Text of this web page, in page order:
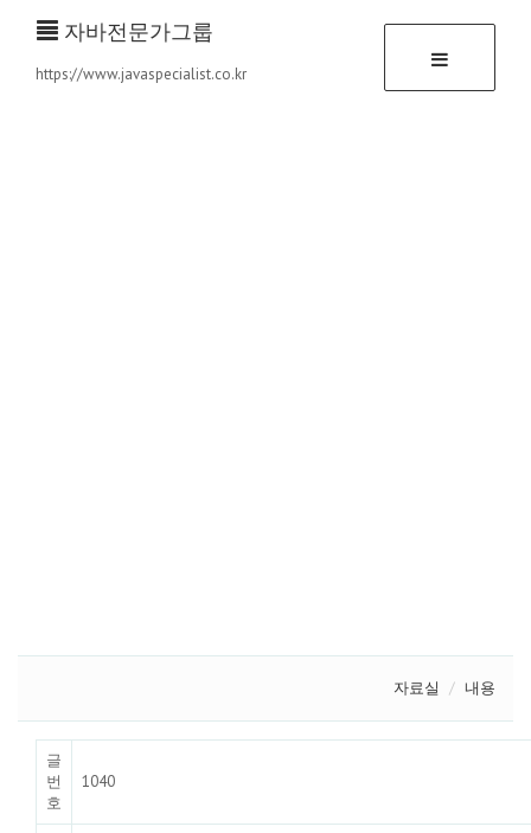
자바전문가그룹
https://www.javaspecialist.co.kr
자료실 내용
글
번
호
1040